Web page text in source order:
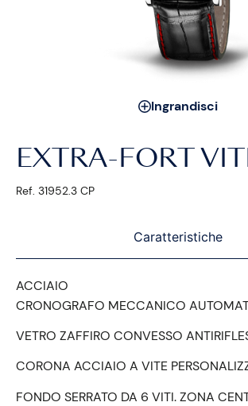
Ingrandisci
EXTRA-FORT
Ref. 31952.3 CP
Caratteristiche
ACCIAIO
CRONOGRAFO MECCANICO
VETRO ZAFFIRO CONVESSO
CORONA ACCIAIO A VITE
FONDO SERRATO DA 6 VITI. ZONA